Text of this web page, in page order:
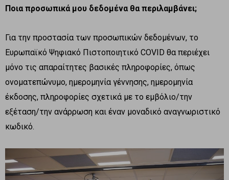
Ποια προσωπικά μου δεδομένα θα περιλαμβάνει;
Για την προστασία των προσωπικών δεδομένων, το
Ευρωπαϊκό Ψηφιακό Πιστοποιητικό COVID θα περιέχει
μόνο τις απαραίτητες βασικές πληροφορίες, όπως
ονοματεπώνυμο, ημερομηνία γέννησης, ημερομηνία
έκδοσης, πληροφορίες σχετικά με το εμβόλιο/την
εξέταση/την ανάρρωση και έναν μοναδικό αναγνωριστικό
κωδικό.